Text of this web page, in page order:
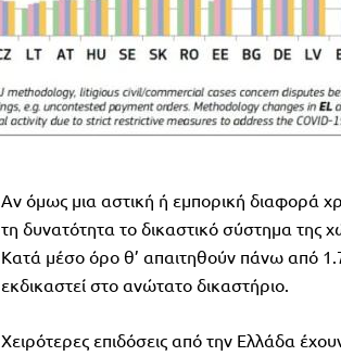
Αν όμως μια αστική ή εμπορική διαφορά
τη δυνατότητα το δικαστικό σύστημα της
Κατά μέσο όρο θ’ απαιτηθούν πάνω από
εκδικαστεί στο ανώτατο δικαστήριο.
Χειρότερες επιδόσεις από την Ελλάδα